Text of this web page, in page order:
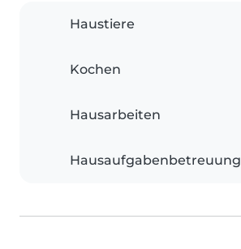
Haustiere
Kochen
Hausarbeiten
Hausaufgabenbetreuung